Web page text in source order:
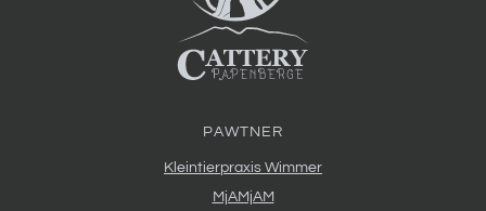
PAWTNER
Kleintierpraxis Wimmer
MjAMjAM